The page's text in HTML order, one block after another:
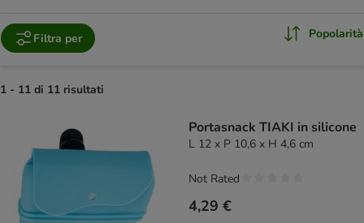
Filtra per Popolarità
1 - 11 di 11 risultati
Portasnack TIAKI in silicone
L 12 x P 10,6 x H 4,6 cm
4,29 €
Not Rated